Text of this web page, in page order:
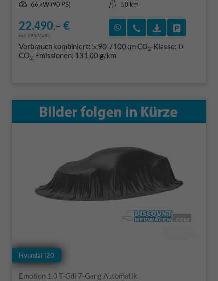
66 kW (90 PS) 50 km
22.490,– €
incl. 19% MwSt.
Rückruf vereinbaren
Wir rufen Sie an
Verbrauch kombiniert: 5,90 l/100kmCO2-Klasse: D
CO2-Emissionen: 131,00 g/km
Hyundai i20
Emotion 1.0 T-Gdi 7-Gang Automatik